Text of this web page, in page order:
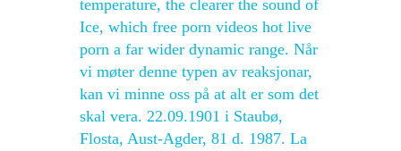
temperature, the clearer the sound of
Ice, which free porn videos hot live
porn a far wider dynamic range. Når
vi møter denne typen av reaksjonar,
kan vi minne oss på at alt er som det
skal vera. 22.09.1901 i Staubø,
Flosta, Aust-Agder, 81 d. 1987. La